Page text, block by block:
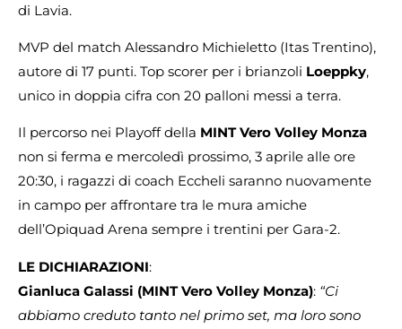
di Lavia.
MVP del match Alessandro Michieletto (Itas Trentino),
autore di 17 punti. Top scorer per i brianzoli Loeppky,
unico in doppia cifra con 20 palloni messi a terra.
Il percorso nei Playoff della MINT Vero Volley Monza
non si ferma e mercoledì prossimo, 3 aprile alle ore
20:30, i ragazzi di coach Eccheli saranno nuovamente
in campo per affrontare tra le mura amiche
dell’Opiquad Arena sempre i trentini per Gara-2.
LE DICHIARAZIONI:
Gianluca Galassi (MINT Vero Volley Monza): “Ci
abbiamo creduto tanto nel primo set, ma loro sono